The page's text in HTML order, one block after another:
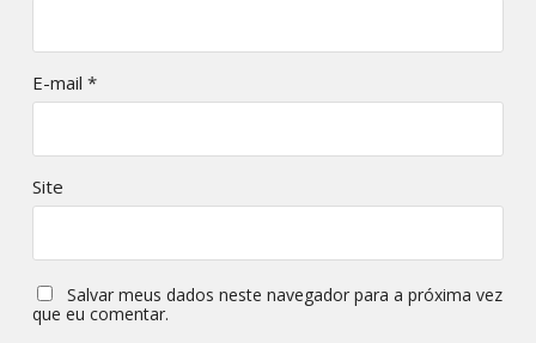
E-mail *
Site
Salvar meus dados neste navegador para a próxima vez
que eu comentar.